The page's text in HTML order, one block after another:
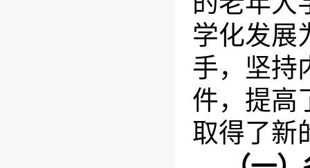
学化发展
手，坚持
件，提高
取得了新